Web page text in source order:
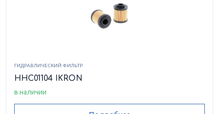
HEK0220122ASFG003VMB17
HEK0220122ASFG010VMB17
HEK0220122ASFG025VMB17
ГИДРАВЛИЧЕСКИЙ ФИЛЬТР
HHC01104 IKRON
в наличии